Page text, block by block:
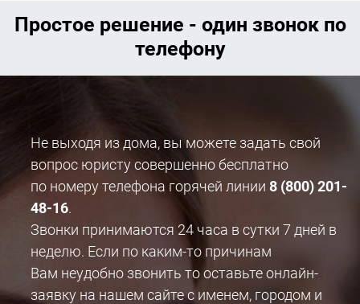
Простое решение - один звонок по
телефону
Не выходя из дома, вы можете задать свой
вопрос юристу совершенно бесплатно
по номеру телефона горячей линии 8 (800) 201-
48-16.
Звонки принимаются 24 часа в сутки 7 дней в
неделю. Если по каким-то причинам
Вам неудобно звонить то оставьте онлайн-
заявку на нашем сайте с именем, городом и